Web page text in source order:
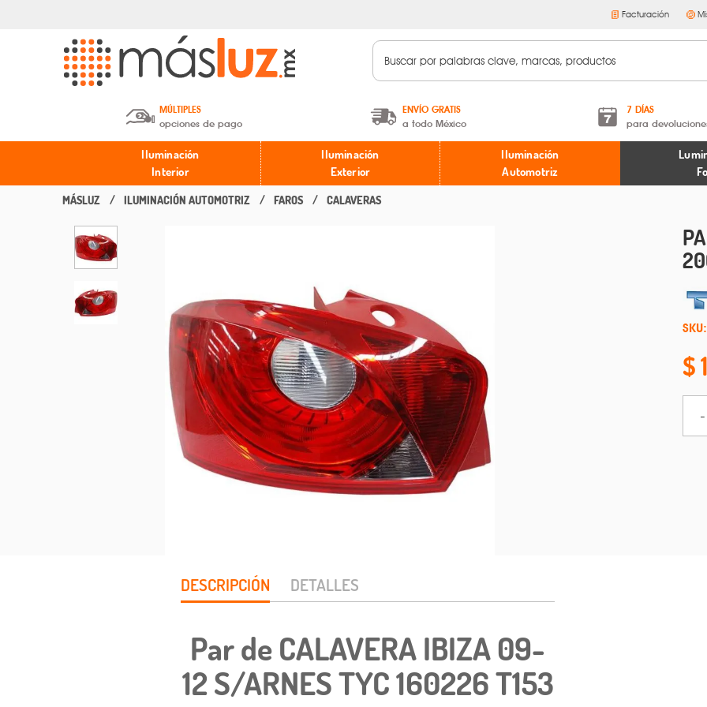
Facturación
MÚLTIPLES
opciones de pago
Depósito en efectivo o Cheque y
Transferencia.
ENVÍO GRATIS
a todo México
A partir de $599 MXN.
* Aplican restricciones
7 DÍAS
para
Términos y condiciones
Políticas de devoluciones
Iluminación
Interior
Iluminación
Exterior
Iluminación
Automotriz
ILUMINACIÓN AUTOMOTRIZ FAROS CALAVERAS
SKU:
-
DESCRIPCIÓN DETALLES
Par de CALAVERA IBIZA 09-
12 S/ARNES TYC 160226 T153